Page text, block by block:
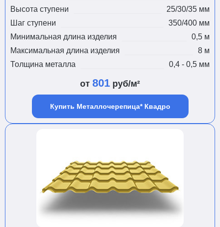
Высота ступени
25/30/35 мм
Шаг ступени
350/400 мм
Минимальная длина изделия
0,5 м
Максимальная длина изделия
8 м
Толщина металла
0,4 - 0,5 мм
от 801 руб/м²
Купить Металлочерепица* Квадро